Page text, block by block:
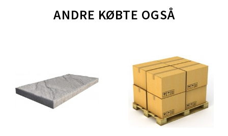
ANDRE KØBTE OGSÅ